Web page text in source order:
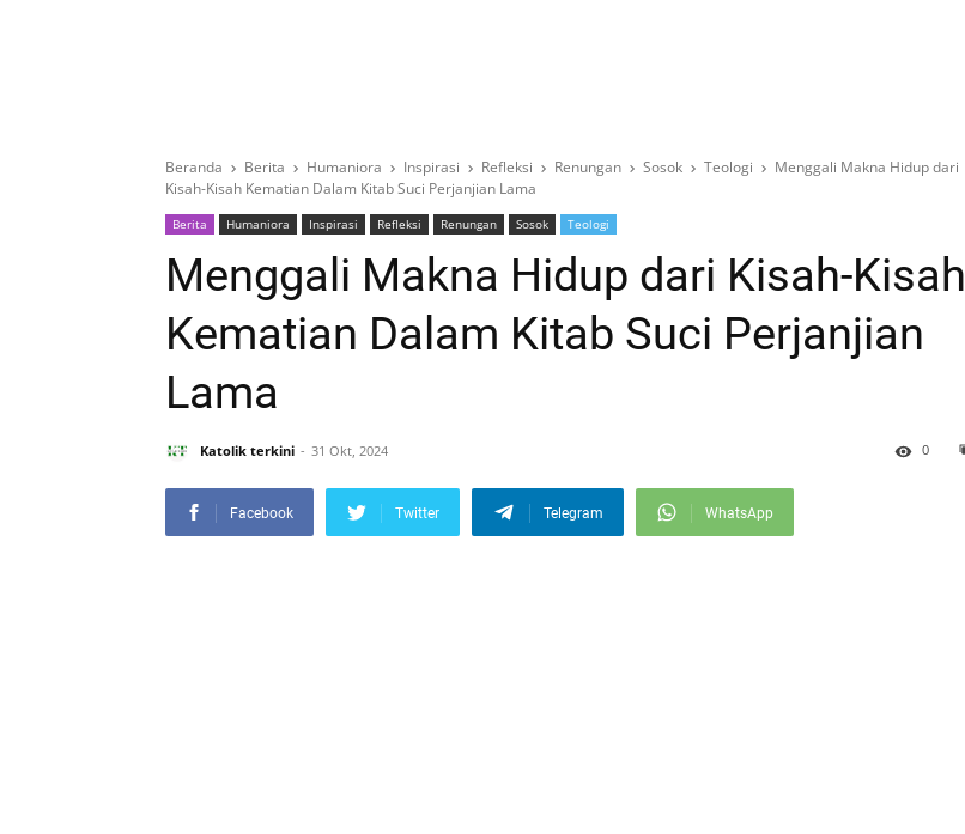
Beranda Berita Humaniora Inspirasi Refleksi Renungan Sosok Teologi
Menggali Makna Hidup dari
Kisah-Kisah Kematian Dalam Kitab Suci Perjanjian Lama
Berita Humaniora Inspirasi Refleksi Renungan Sosok Teologi
Menggali Makna Hidup dari Kisah-Kisah
Kematian Dalam Kitab Suci Perjanjian
Lama
Katolik terkini 31 Okt, 2024 0
Facebook Twitter Telegram WhatsApp